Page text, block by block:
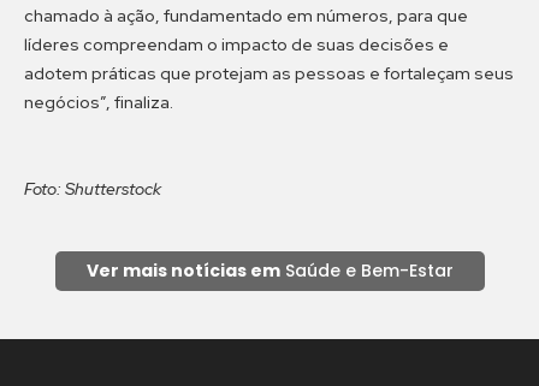
chamado à ação, fundamentado em números, para que
líderes compreendam o impacto de suas decisões e
adotem práticas que protejam as pessoas e fortaleçam seus
negócios”, finaliza.
Foto: Shutterstock
Ver mais notícias emSaúde e Bem-Estar